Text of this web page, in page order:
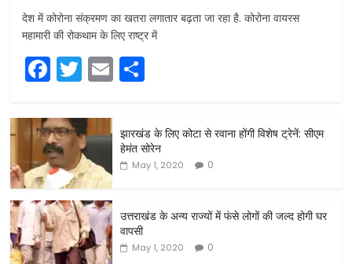
देश में कोरोना संक्रमण का खतरा लगातार बढ़ता जा रहा है. कोरोना वायरस
महामारी की रोकथाम के लिए राष्ट्र में
F
c
e
b
o
o
k
T
itt
er
E
ar
e
झारखंड के लिए कोटा से रवाना होंगी विशेष ट्रेनें: सीएम
हेमंत सोरेन
May 1, 2020 0
उत्तराखंड के अन्य राज्यों में फंसे लोगों की जल्द होगी घर
वापसी
May 1, 2020 0